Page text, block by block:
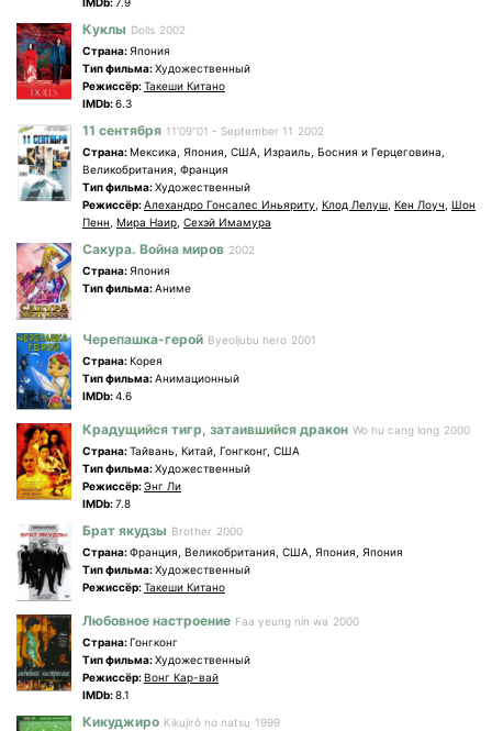
Куклы Dolls 2002
Страна: Япония
Tип фильма:Художественный
Режиссёр:Такеши Китано
IMDb:6.3
11 сентября 11'09''01 - September 11 2002
Страна:Мексика, Япония, США, Израиль, Босния и Герцеговина,
Великобритания, Франция
Tип фильма:Художественный
Режиссёр:Алехандро Гонсалес Иньяриту Клод Лелуш Кен Лоуч Шон
Пенн Мира Наир Сехэй Имамура
Сакура. Война миров 2002
Страна: Япония
Tип фильма:Аниме
Черепашка-герой Byeoljubu hero 2001
Страна:Корея
Tип фильма:Анимационный
IMDb:4.6
Крадущийся тигр, затаившийся дракон Wo hu cang long 2000
Страна:Тайвань, Китай, Гонгконг, США
Tип фильма:Художественный
Режиссёр:Энг Ли
IMDb:7.8
Брат якудзы Brother 2000
Страна:Франция, Великобритания, США, Япония, Япония
Tип фильма:Художественный
Режиссёр:Такеши Китано
Любовное настроение Faa yeung nin wa 2000
Страна:Гонгконг
Tип фильма:Художественный
Режиссёр:Вонг Кар-вай
IMDb:8.1
Кикуджиро Kikujirô no natsu 1999